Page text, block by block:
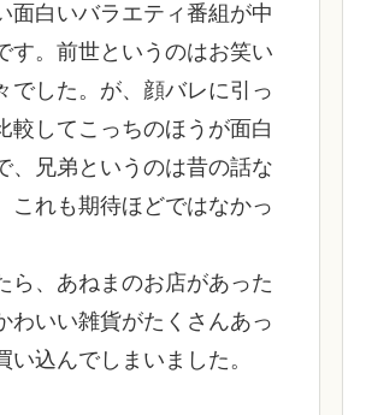
面白いバラエティ番組が中
す。前世というのはお笑い
でした。が、顔バレに引っ
較してこっちのほうが面白
、兄弟というのは昔の話な
これも期待ほどではなかっ
ら、あねまのお店があった
わいい雑貨がたくさんあっ
込んでしまいました。